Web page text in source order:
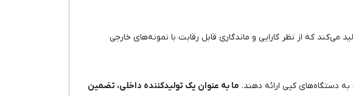
می‌کند که از نظر کارایی و ماندگاری قابل رقابت با نمونه‌های خارجی
دستگاه‌های کپی ارائه دهند. ما به عنوان یک تولیدکننده داخلی، تضمین